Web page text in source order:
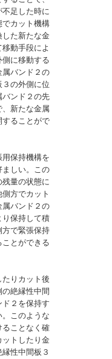
足した時に
でカット機構
した新たな金
動手段によ
に移動する
属バンド２の
の外側に位
バンド２の先
新たな金属
することがで
保持機構を
ましい。この
量の状態に
方でカット
属バンド２の
り保持して積
方で緊張保持
とができる
りカット後
絶縁性中間
２を保持す
このような
ることなく確
ットしたり金
性中間板３